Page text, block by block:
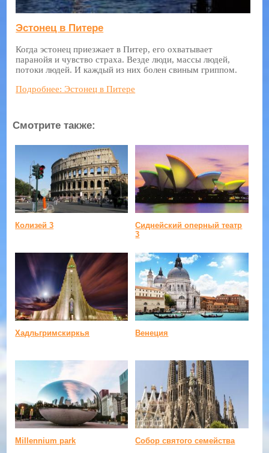
Эстонец в Питере
Когда эстонец приезжает в Питер, его охватывает
паранойя и чувство страха. Везде люди, массы людей,
потоки людей. И каждый из них болен свиным гриппом.
Подробнее: Эстонец в Питере
Смотрите также:
Колизей 3
Сиднейский оперный театр
3
Хадльгримскиркья Венеция
Millennium park Собор святого семейства